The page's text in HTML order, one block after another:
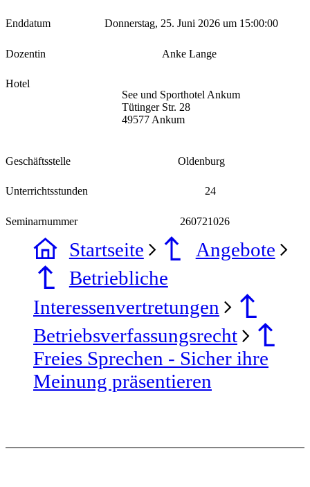
Enddatum Donnerstag, 25. Juni 2026 um 15:00:00
Dozentin Anke Lange
Hotel
See und Sporthotel Ankum
Tütinger Str. 28
49577 Ankum
Geschäftsstelle Oldenburg
Unterrichtsstunden 24
Seminarnummer 260721026
Startseite
Angebote
Betriebliche
Interessenvertretungen
Betriebsverfassungsrecht
Freies Sprechen - Sicher ihre
Meinung präsentieren